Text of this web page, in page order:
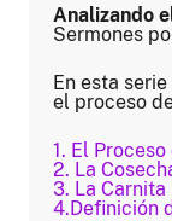
Analizando
Sermones
En esta
el proceso
1. El
2. La
3. La Carnita
4.Definición